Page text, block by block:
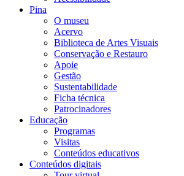
Pina
O museu
Acervo
Biblioteca de Artes Visuais
Conservação e Restauro
Apoie
Gestão
Sustentabilidade
Ficha técnica
Patrocinadores
Educação
Programas
Visitas
Conteúdos educativos​
Conteúdos digitais